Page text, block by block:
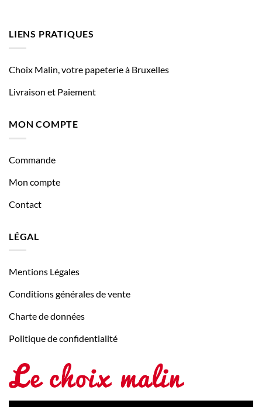
LIENS PRATIQUES
Choix Malin, votre papeterie à Bruxelles
Livraison et Paiement
MON COMPTE
Commande
Mon compte
Contact
LÉGAL
Mentions Légales
Conditions générales de vente
Charte de données
Politique de confidentialité